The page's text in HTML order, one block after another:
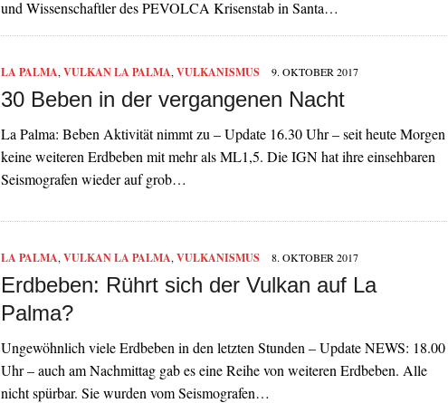
und Wissenschaftler des PEVOLCA Krisenstab in Santa…
LA PALMA, VULKAN LA PALMA, VULKANISMUS 9. OKTOBER 2017
30 Beben in der vergangenen Nacht
La Palma: Beben Aktivität nimmt zu – Update 16.30 Uhr – seit heute Morgen
keine weiteren Erdbeben mit mehr als ML1,5. Die IGN hat ihre einsehbaren
Seismografen wieder auf grob…
LA PALMA, VULKAN LA PALMA, VULKANISMUS 8. OKTOBER 2017
Erdbeben: Rührt sich der Vulkan auf La
Palma?
Ungewöhnlich viele Erdbeben in den letzten Stunden – Update NEWS: 18.00
Uhr – auch am Nachmittag gab es eine Reihe von weiteren Erdbeben. Alle
nicht spürbar. Sie wurden vom Seismografen…